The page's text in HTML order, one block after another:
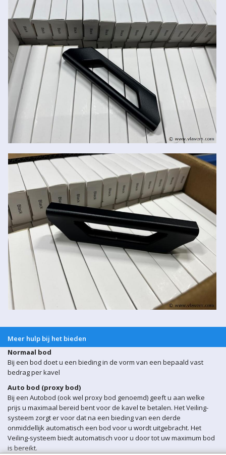
Meer hulp bij het bieden
Normaal bod
Bij een bod doet u een bieding in de vorm van een bepaald vast
bedrag per kavel
Auto bod (proxy bod)
Bij een Autobod (ook wel proxy bod genoemd) geeft u aan welke
prijs u maximaal bereid bent voor de kavel te betalen. Het Veiling-
systeem zorgt er voor dat na een bieding van een derde
onmiddellijk automatisch een bod voor u wordt uitgebracht. Het
Veiling-systeem biedt automatisch voor u door tot uw maximum bod
is bereikt.